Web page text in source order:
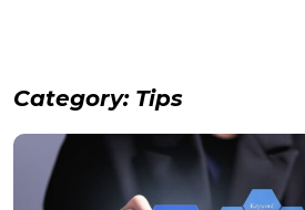
Category: Tips